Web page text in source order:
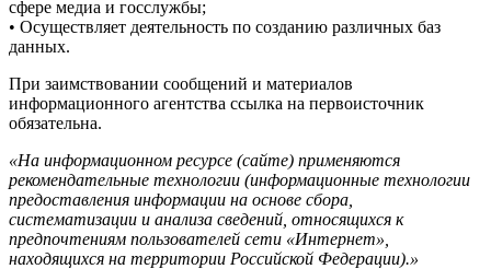
сфере медиа и госслужбы;
• Осуществляет деятельность по созданию различных баз
данных.
При заимствовании сообщений и материалов
информационного агентства ссылка на первоисточник
обязательна.
«На информационном ресурсе (сайте) применяются
рекомендательные технологии (информационные технологии
предоставления информации на основе сбора,
систематизации и анализа сведений, относящихся к
предпочтениям пользователей сети «Интернет»,
находящихся на территории Российской Федерации).»